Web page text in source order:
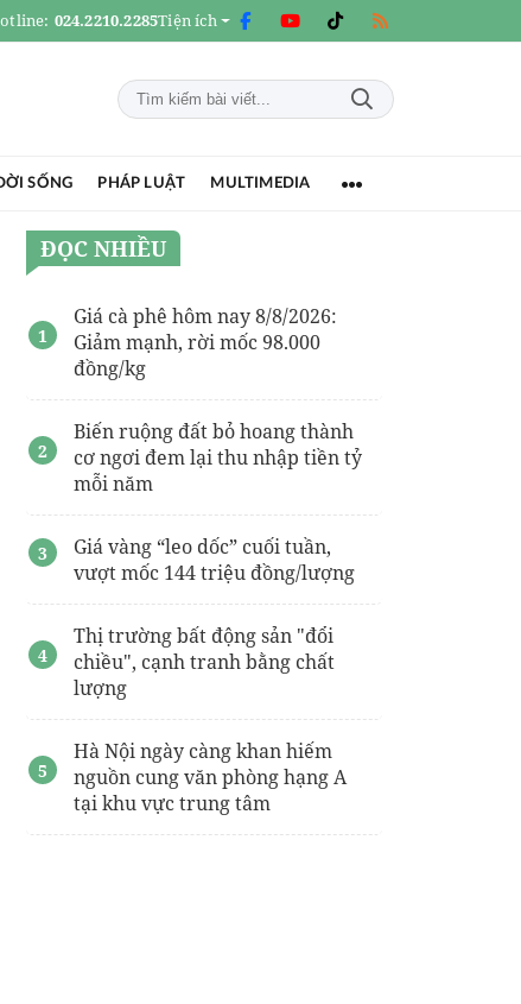
024.2210.2285Tiện ích
SỐNG PHÁP LUẬT MULTIMEDIA
ĐỌC NHIỀU
Giá cà phê hôm nay 8/8/2026:
Giảm mạnh, rời mốc 98.000
đồng/kg
Biến ruộng đất bỏ hoang thành
cơ ngơi đem lại thu nhập tiền tỷ
mỗi năm
Giá vàng “leo dốc” cuối tuần,
vượt mốc 144 triệu đồng/lượng
Thị trường bất động sản "đổi
chiều", cạnh tranh bằng chất
lượng
Hà Nội ngày càng khan hiếm
nguồn cung văn phòng hạng A
tại khu vực trung tâm